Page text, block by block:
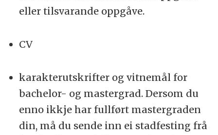
eller tilsvarande oppgåve.
CV
karakterutskrifter og vitnemål for
bachelor- og mastergrad. Dersom du
enno ikkje har fullført mastergraden
din, må du sende inn ei stadfesting frå